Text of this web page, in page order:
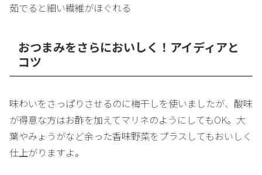
茹でると細い繊維がほぐれる
おつまみをさらにおいしく！アイディアと
コツ
味わいをさっぱりさせるのに梅干しを使いましたが、酸味
が得意な方はお酢を加えてマリネのようにしてもOK。大
葉やみょうがなど余った香味野菜をプラスしてもおいしく
仕上がりますよ。